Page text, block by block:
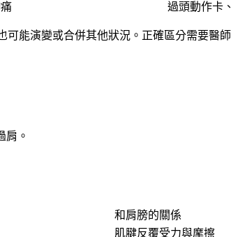
過頭動作卡
能演變或合併其他狀況。正確區分需要醫
肩。
和肩膀的關係
肌腱反覆受力與摩擦